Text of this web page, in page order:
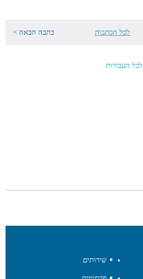
לכל הכתבות כתבה הבאה >
לכל העבודות
שירותים